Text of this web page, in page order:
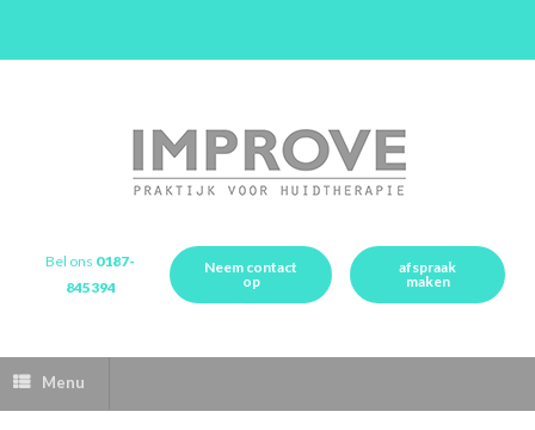
Bel ons 0187-
845394
Neem contact
op
afspraak
maken
Menu